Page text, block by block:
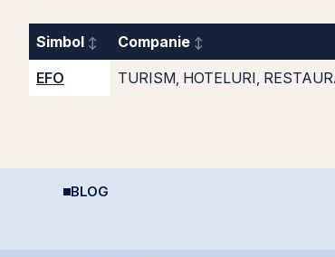
Simbol Companie
EFO
TURISM, HOTELURI,
BLOG
REIT-urile industriale –